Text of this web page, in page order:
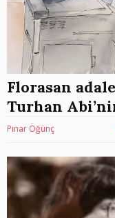
Florasan
Turhan
Pınar Öğünç